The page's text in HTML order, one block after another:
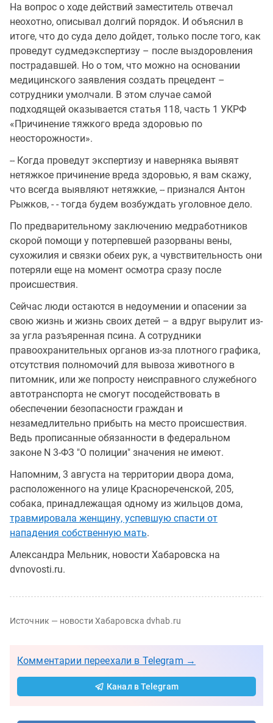
На вопрос о ходе действий заместитель отвечал
неохотно, описывал долгий порядок. И объяснил в
итоге, что до суда дело дойдет, только после того, как
проведут судмедэкспертизу – после выздоровления
пострадавшей. Но о том, что можно на основании
медицинского заявления создать прецедент –
сотрудники умолчали. В этом случае самой
подходящей оказывается статья 118, часть 1 УКРФ
«Причинение тяжкого вреда здоровью по
неосторожности».
-- Когда проведут экспертизу и наверняка выявят
нетяжкое причинение вреда здоровью, я вам скажу,
что всегда выявляют нетяжкие, -- признался Антон
Рыжков, - - тогда будем возбуждать уголовное дело.
По предварительному заключению медработников
скорой помощи у потерпевшей разорваны вены,
сухожилия и связки обеих рук, а чувствительность они
потеряли еще на момент осмотра сразу после
происшествия.
Сейчас люди остаются в недоумении и опасении за
свою жизнь и жизнь своих детей – а вдруг вырулит из-
за угла разъяренная псина. А сотрудники
правоохранительных органов из-за плотного графика,
отсутствия полномочий для вывоза животного в
питомник, или же попросту неисправного служебного
автотранспорта не смогут посодействовать в
обеспечении безопасности граждан и
незамедлительно прибыть на место происшествия.
Ведь прописанные обязанности в федеральном
законе N 3-ФЗ "О полиции" значения не имеют.
Напомним, 3 августа на территории двора дома,
расположенного на улице Краснореченской, 205,
собака, принадлежащая одному из жильцов дома,
травмировала женщину, успевшую спасти от
нападения собственную мать.
Александра Мельник, новости Хабаровска на
dvnovosti.ru.
Источник — новости Хабаровска dvhab.ru
Комментарии переехали в Telegram →
Канал в Telegram